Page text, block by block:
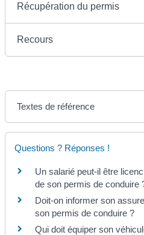
Récupération du permis
Recours
Textes de référence
Questions ? Réponses !
Un salarié peut-il être
de son permis de conduire
Doit-on informer son
son permis de conduire ?
Qui doit équiper son